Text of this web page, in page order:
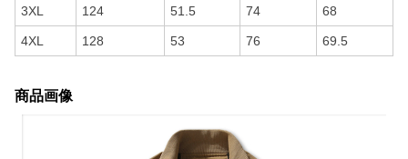
3XL 124 51.5 74 68
4XL 128 53 76 69.5
商品画像